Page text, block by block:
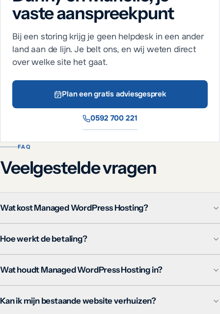
vaste aanspreekpunt
Bij een storing krijg je geen helpdesk in een ander
land aan de lijn. Je belt ons, en wij weten direct
over welke site het gaat.
Plan een gratis adviesgesprek
0592 700 221
FAQ
Veelgestelde vragen
Wat kost Managed WordPress Hosting?
Hoe werkt de betaling?
Wat houdt Managed WordPress Hosting in?
Kan ik mijn bestaande website verhuizen?